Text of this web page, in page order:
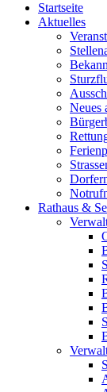
Startseite
Aktuelles
Neues
Rathaus &